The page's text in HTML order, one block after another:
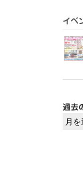
イベ
過去